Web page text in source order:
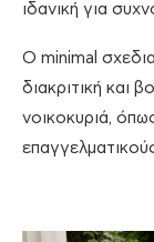
ιδανική για
Ο minimal
διακριτική και
νοικοκυριά,